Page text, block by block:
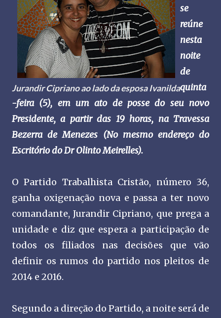
Jurandir Cipriano ao lado da esposa Ivanilda
se
reúne
nesta
noite
de
quinta
-feira (5), em um ato de posse do seu novo
Presidente, a partir das 19 horas, na Travessa
Bezerra de Menezes (No mesmo endereço do
Escritório do Dr Olinto Meirelles).
O Partido Trabalhista Cristão, número 36,
ganha oxigenação nova e passa a ter novo
comandante, Jurandir Cipriano, que prega a
unidade e diz que espera a participação de
todos os filiados nas decisões que vão
definir os rumos do partido nos pleitos de
2014 e 2016.
Segundo a direção do Partido, a noite será de